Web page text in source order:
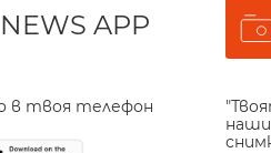
APP
в твоя телефон